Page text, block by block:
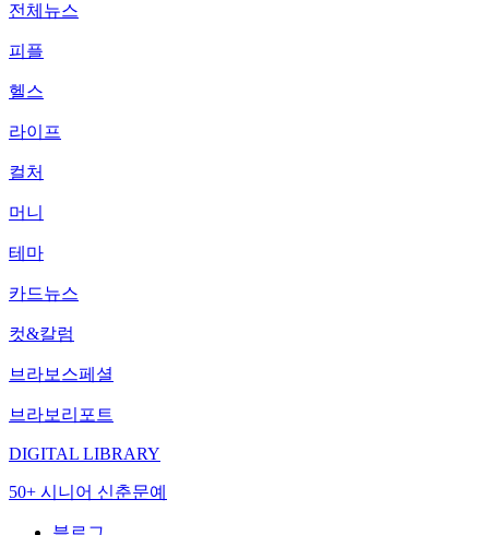
전체뉴스
피플
헬스
라이프
컬처
머니
테마
카드뉴스
컷&칼럼
브라보스페셜
브라보리포트
DIGITAL LIBRARY
50+ 시니어 신춘문예